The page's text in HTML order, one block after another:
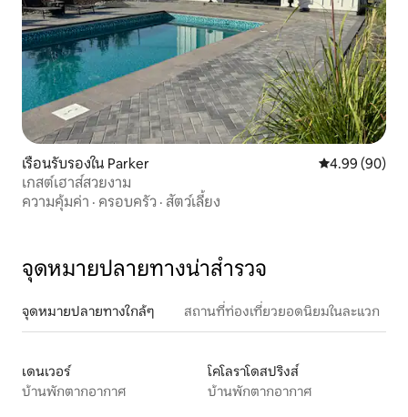
เรือนรับรองใน Parker คะแนนเฉลี่ย
4.99 (90)
เกสต์เฮาส์สวยงาม
ความคุ้มค่า · ครอบครัว · สัตว์เลี้ยง
จุดหมายปลายทางน่าสำรวจ
จุดหมายปลายทางใกล้ๆ สถานที่ท่องเที่ยวยอดนิยมในละแวก
เดนเวอร์
บ้านพักตากอากาศ
โคโลราโดสปริงส์
บ้านพักตากอากาศ